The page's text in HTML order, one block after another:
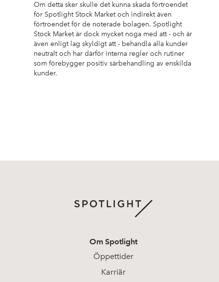
Om detta sker skulle det kunna skada förtroendet
för Spotlight Stock Market och indirekt även
förtroendet för de noterade bolagen. Spotlight
Stock Market är dock mycket noga med att - och är
även enligt lag skyldigt att - behandla alla kunder
neutralt och har därför interna regler och rutiner
som förebygger positiv särbehandling av enskilda
kunder.
Om Spotlight
Öppettider
Karriär